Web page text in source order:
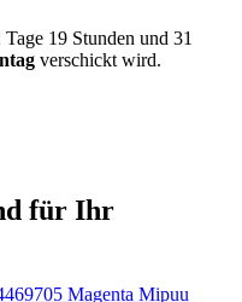
Tage 19 Stunden und 31
verschickt wird.
für Ihr
Mipuu